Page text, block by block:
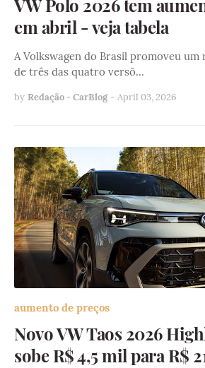
VW Polo 2026 tem
em abril - veja tabela
A Volkswagen do Brasil promoveu um
de três das quatro versõ…
by Redação - CarBlog - April 03, 2026
aumento de preços
Novo VW Taos 2026
sobe R$ 4,5 mil para R$